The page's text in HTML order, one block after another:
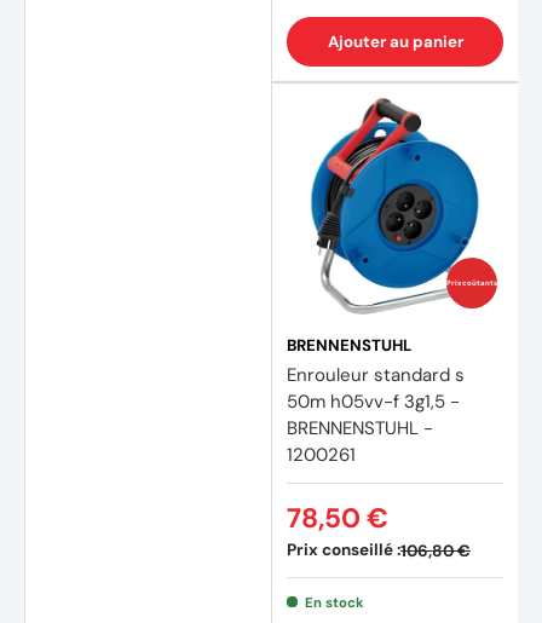
Ajouter au panier
Prix coûtants
BRENNENSTUHL
Enrouleur standard s
50m h05vv-f 3g1,5 -
BRENNENSTUHL -
1200261
Prix conseillé :106,80 €
78,50 €
En stock